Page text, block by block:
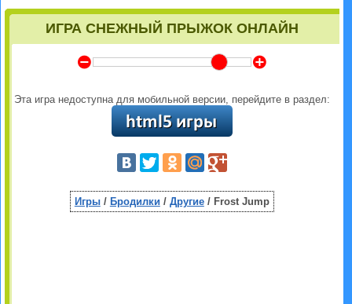
ИГРА СНЕЖНЫЙ ПРЫЖОК ОНЛАЙН
Y Z
Эта игра недоступна для мобильной версии, перейдите в раздел:
Игры/ Бродилки / Другие/ Frost Jump